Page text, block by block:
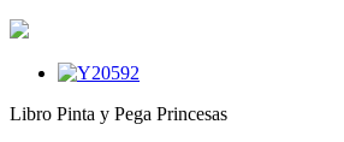
Libro Pinta y Pega Princesas